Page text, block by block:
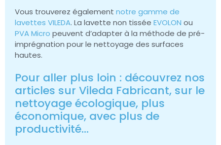
Vous trouverez également notre gamme de
lavettes VILEDA. La lavette non tissée EVOLON ou
PVA Micro peuvent d’adapter à la méthode de pré-
imprégnation pour le nettoyage des surfaces
hautes.
Pour aller plus loin : découvrez nos
articles sur Vileda Fabricant, sur le
nettoyage écologique, plus
économique, avec plus de
productivité…